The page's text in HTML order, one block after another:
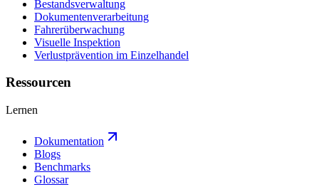
Bestandsverwaltung
Dokumentenverarbeitung
Fahrerüberwachung
Visuelle Inspektion
Verlustprävention im Einzelhandel
Ressourcen
Lernen
Dokumentation
Blogs
Benchmarks
Glossar